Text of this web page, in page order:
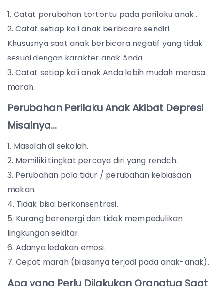
Catat perubahan tertentu pada perilaku anak .
Catat setiap kali anak berbicara sendiri.
Khususnya saat anak berbicara negatif yang tidak
sesuai dengan karakter anak Anda.
Catat setiap kali anak Anda lebih mudah merasa
marah.
Perubahan Perilaku Anak Akibat Depresi
Misalnya…
Masalah di sekolah.
Memiliki tingkat percaya diri yang rendah.
Perubahan pola tidur / perubahan kebiasaan
makan.
Tidak bisa berkonsentrasi.
Kurang berenergi dan tidak mempedulikan
lingkungan sekitar.
Adanya ledakan emosi.
Cepat marah (biasanya terjadi pada anak-anak).
Apa yang Perlu Dilakukan Orangtua Saat